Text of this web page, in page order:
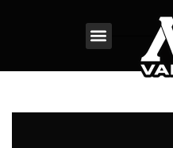
INICIO